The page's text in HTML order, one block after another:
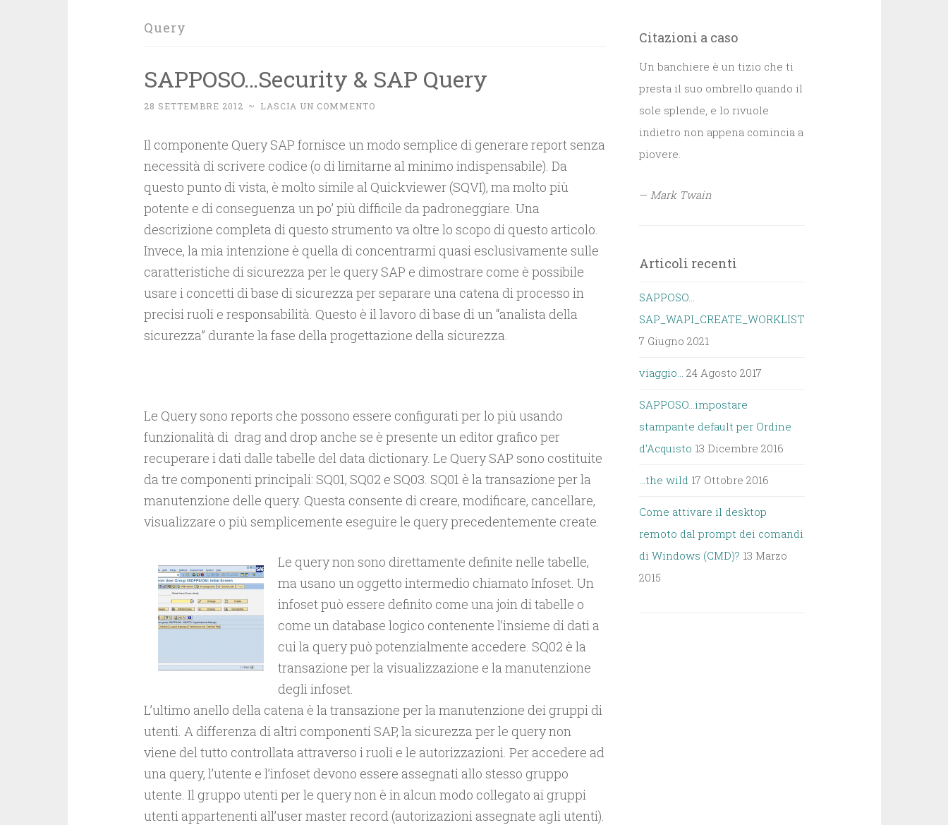
Query
SAPPOSO…Security & SAP Query
28 SETTEMBRE 2012 ~ LASCIA UN COMMENTO
Il componente Query SAP fornisce un modo semplice di generare report senza
necessità di scrivere codice (o di limitarne al minimo indispensabile). Da
questo punto di vista, è molto simile al Quickviewer (SQVI), ma molto più
potente e di conseguenza un po’ più difficile da padroneggiare. Una
descrizione completa di questo strumento va oltre lo scopo di questo articolo.
Invece, la mia intenzione è quella di concentrarmi quasi esclusivamente sulle
caratteristiche di sicurezza per le query SAP e dimostrare come è possibile
usare i concetti di base di sicurezza per separare una catena di processo in
precisi ruoli e responsabilità. Questo è il lavoro di base di un “analista della
sicurezza” durante la fase della progettazione della sicurezza.
Le Query sono reports che possono essere configurati per lo più usando
funzionalità di drag and drop anche se è presente un editor grafico per
recuperare i dati dalle tabelle del data dictionary. Le Query SAP sono costituite
da tre componenti principali: SQ01, SQ02 e SQ03. SQ01 è la transazione per la
manutenzione delle query. Questa consente di creare, modificare, cancellare,
visualizzare o più semplicemente eseguire le query precedentemente create.
Le query non sono direttamente definite nelle tabelle,
ma usano un oggetto intermedio chiamato Infoset. Un
infoset può essere definito come una join di tabelle o
come un database logico contenente l’insieme di dati a
cui la query può potenzialmente accedere. SQ02 è la
transazione per la visualizzazione e la manutenzione
degli infoset.
L’ultimo anello della catena è la transazione per la manutenzione dei gruppi di
utenti. A differenza di altri componenti SAP, la sicurezza per le query non
viene del tutto controllata attraverso i ruoli e le autorizzazioni. Per accedere ad
una query, l’utente e l’infoset devono essere assegnati allo stesso gruppo
utente. Il gruppo utenti per le query non è in alcun modo collegato ai gruppi
utenti appartenenti all’user master record (autorizazioni assegnate agli utenti).
Citazioni a caso
Un banchiere è un tizio che ti
presta il suo ombrello quando il
sole splende, e lo rivuole
indietro non appena comincia a
piovere.
—Mark Twain
Articoli recenti
SAPPOSO…
SAP_WAPI_CREATE_WORKLIST
7 Giugno 2021
viaggio… 24 Agosto 2017
SAPPOSO…impostare
stampante default per Ordine
d’Acquisto 13 Dicembre 2016
…the wild 17 Ottobre 2016
Come attivare il desktop
remoto dal prompt dei comandi
di Windows (CMD)? 13 Marzo
2015